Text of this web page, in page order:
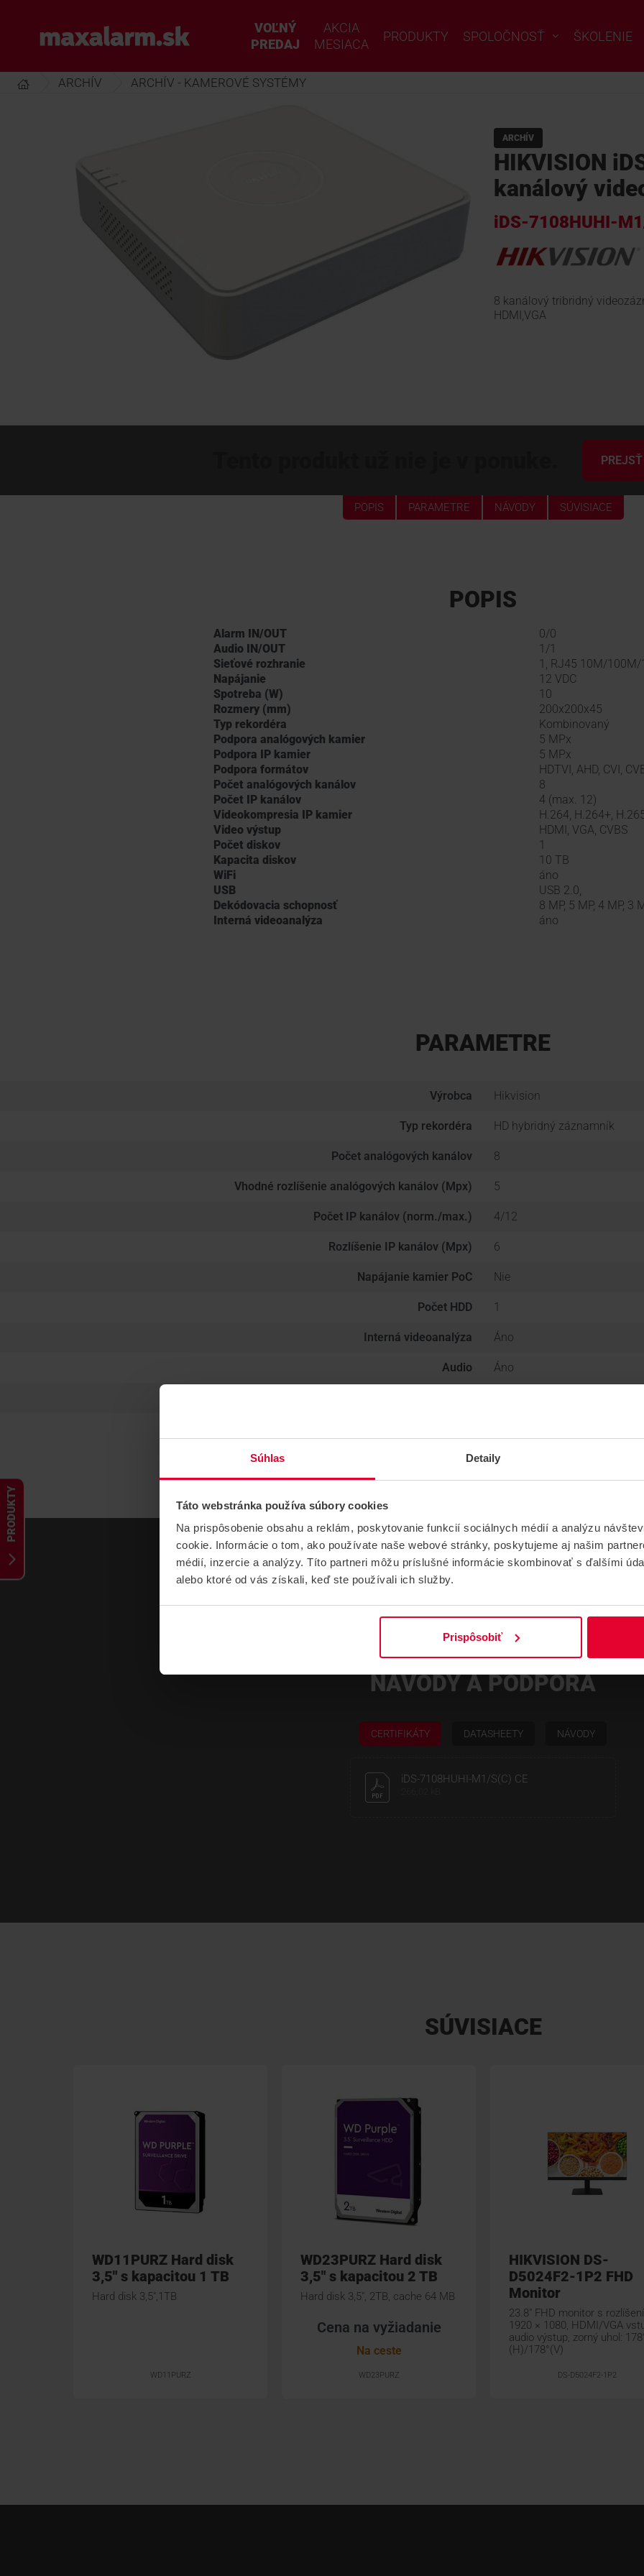
Súhlas Detaily
Táto webstránka používa súbory cookies
Na prispôsobenie obsahu a reklám, poskytovanie funkcií sociálnych médií a analýzu
cookie. Informácie o tom, ako používate naše webové stránky, poskytujeme aj našim
médií, inzercie a analýzy. Títo partneri môžu príslušné informácie skombinovať s ďalšími
alebo ktoré od vás získali, keď ste používali ich služby.
Prispôsobiť
PRODUKTY
hlavnému
www.maxalarm.sk
VOĽNÝ
PREDAJ
AKCIA
MESIACA
PRODUKTY SPOLOČNOSŤ ŠKOLENIE
ARCHÍV ARCHÍV - KAMEROVÉ SYSTÉMY
ARCHÍV
HIKVISION
kanálový
iDS-7108HUHI-
8 kanálový tribridný
HDMI,VGA
POPIS PARAMETRE NÁVODY SÚVISIACE
POPIS
Alarm IN/OUT
0/0
Audio IN/OUT
1/1
Sieťové rozhranie
1, RJ45 10M/100M/
Napájanie
12 VDC
Spotreba (W)
10
Rozmery (mm)
200x200x45
Typ rekordéra
Kombinovaný
Podpora analógových kamier
5 MPx
Podpora IP kamier
5 MPx
Podpora formátov
HDTVI, AHD, CVI,
Počet analógových kanálov
8
Počet IP kanálov
4 (max. 12)
Videokompresia IP kamier
H.264, H.264+,
Video výstup
HDMI, VGA, CVBS
Počet diskov
1
Kapacita diskov
10 TB
WiFi
áno
USB
USB 2.0,
Dekódovacia schopnosť
8 MP, 5 MP, 4 MP, 3
Interná videoanalýza
áno
PARAMETRE
Výrobca Hikvision
Typ rekordéra HD hybridný záznamník
Počet analógových kanálov 8
Vhodné rozlíšenie analógových kanálov (Mpx) 5
Počet IP kanálov (norm./max.) 4/12
Rozlíšenie IP kanálov (Mpx) 6
Napájanie kamier PoC Nie
Počet HDD 1
Interná videoanalýza Áno
Audio Áno
NÁVODY A PODPORA
CERTIFIKÁTY DATASHEETY NÁVODY
iDS-7108HUHI-M1/S(C) CE
SÚVISIACE
WD11PURZ Hard disk
3,5" s kapacitou 1 TB
Hard disk 3,5",1TB
WD11PURZ
WD23PURZ Hard disk
3,5" s kapacitou 2 TB
Hard disk 3,5", 2TB, cache 64 MB
Cena na vyžiadanie
Na ceste
WD23PURZ
HIKVISION DS-
D5024F2-1P2 FHD
Monitor
23.8" FHD monitor s
1920 × 1080, HDMI/VGA
audio výstup, zorný uhol:
(H)/178°(V)
DS-D5024F2-1P2